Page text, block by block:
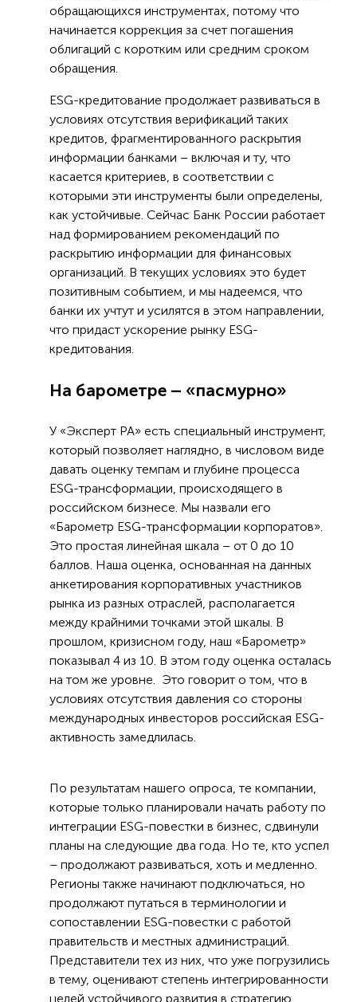
обращающихся инструментах, потому что
начинается коррекция за счет погашения
облигаций с коротким или средним сроком
обращения.
ESG-кредитование продолжает развиваться в
условиях отсутствия верификаций таких
кредитов, фрагментированного раскрытия
информации банками – включая и ту, что
касается критериев, в соответствии с
которыми эти инструменты были определены,
как устойчивые. Сейчас Банк России работает
над формированием рекомендаций по
раскрытию информации для финансовых
организаций. В текущих условиях это будет
позитивным событием, и мы надеемся, что
банки их учтут и усилятся в этом направлении,
что придаст ускорение рынку ESG-
кредитования.
На барометре – «пасмурно»
У «Эксперт РА» есть специальный инструмент,
который позволяет наглядно, в числовом виде
давать оценку темпам и глубине процесса
ESG-трансформации, происходящего в
российском бизнесе. Мы назвали его
«Барометр ESG-трансформации корпоратов».
Это простая линейная шкала – от 0 до 10
баллов. Наша оценка, основанная на данных
анкетирования корпоративных участников
рынка из разных отраслей, располагается
между крайними точками этой шкалы. В
прошлом, кризисном году, наш «Барометр»
показывал 4 из 10. В этом году оценка осталась
на том же уровне. Это говорит о том, что в
условиях отсутствия давления со стороны
международных инвесторов российская ESG-
активность замедлилась.
По результатам нашего опроса, те компании,
которые только планировали начать работу по
интеграции ESG-повестки в бизнес, сдвинули
планы на следующие два года. Но те, кто успел
– продолжают развиваться, хоть и медленно.
Регионы также начинают подключаться, но
продолжают путаться в терминологии и
сопоставлении ESG-повестки с работой
правительств и местных администраций.
Представители тех из них, что уже погрузились
в тему, оценивают степень интегрированности
целей устойчивого развития в стратегию